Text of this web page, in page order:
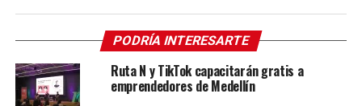
PODRÍA INTERESARTE
Ruta N y TikTok capacitarán gratis a
emprendedores de Medellín